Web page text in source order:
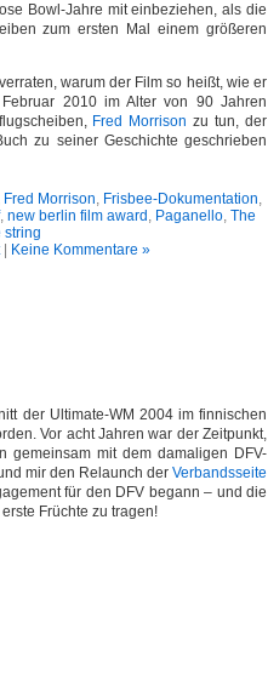
Bowl-Jahre mit einbeziehen, als die
zum ersten Mal einem größeren
warum der Film so heißt, wie er
2010 im Alter von 90 Jahren
Fred Morrison zu tun, der
zu seiner Geschichte geschrieben
Fred Morrison, Frisbee-Dokumentation,
, new berlin film award , Paganello, The
string
| Keine Kommentare »
der Ultimate-WM 2004 im finnischen
Vor acht Jahren war der Zeitpunkt,
gemeinsam mit dem damaligen DFV-
mir den Relaunch der Verbandsseite
für den DFV begann – und die
Früchte zu tragen!